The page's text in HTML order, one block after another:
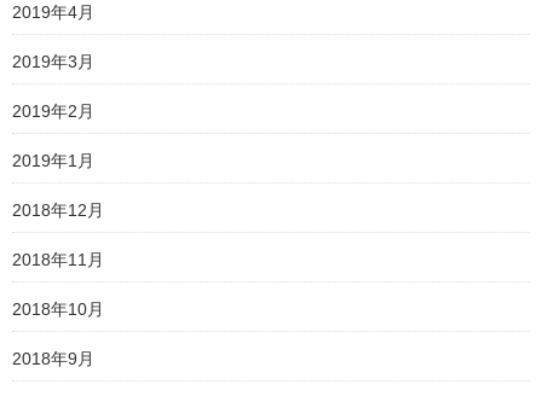
2019年4月
2019年3月
2019年2月
2019年1月
2018年12月
2018年11月
2018年10月
2018年9月